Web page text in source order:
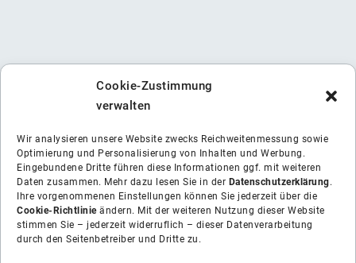
Cookie-Zustimmung
verwalten
Wir analysieren unsere Website zwecks Reichweitenmessung sowie
Optimierung und Personalisierung von Inhalten und Werbung.
Eingebundene Dritte führen diese Informationen ggf. mit weiteren
Daten zusammen. Mehr dazu lesen Sie in der Datenschutzerklärung.
Ihre vorgenommenen Einstellungen können Sie jederzeit über die
Cookie-Richtlinieändern. Mit der weiteren Nutzung dieser Website
stimmen Sie – jederzeit widerruflich – dieser Datenverarbeitung
durch den Seitenbetreiber und Dritte zu.